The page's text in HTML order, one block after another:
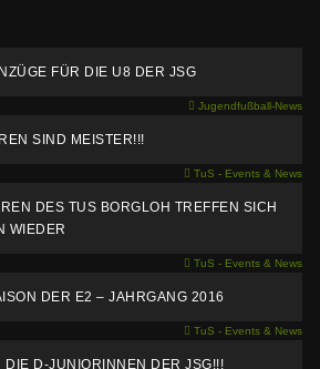
FÜR DIE U8 DER JSG
Jugendfußball-News
SIND MEISTER!!!
TuS - Events & News
DES TUS BORGLOH TREFFEN SICH
WIEDER
TuS - Events & News
DER E2 – JAHRGANG 2016
TuS - Events & News
DIE D-JUNIORINNEN DER JSG!!!